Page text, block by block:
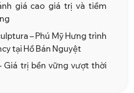
giá cao giá trị và tiềm
– Phú Mỹ Hưng trình
tại Hồ Bán Nguyệt
Giá trị bền vững vượt thời